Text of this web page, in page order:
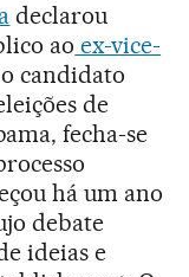
declarou
ao ex-vice-
candidato
de
fecha-se
há um ano
debate
ideias e